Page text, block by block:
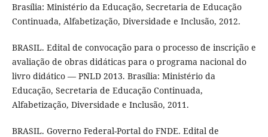
Brasília: Ministério da Educação, Secretaria de Educação
Continuada, Alfabetização, Diversidade e Inclusão, 2012.
BRASIL. Edital de convocação para o processo de inscrição e
avaliação de obras didáticas para o programa nacional do
livro didático — PNLD 2013. Brasília: Ministério da
Educação, Secretaria de Educação Continuada,
Alfabetização, Diversidade e Inclusão, 2011.
BRASIL. Governo Federal-Portal do FNDE. Edital de